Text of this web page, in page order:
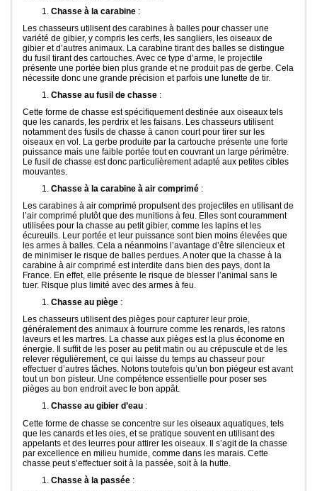
Chasse à la carabine :
Les chasseurs utilisent des carabines à balles pour chasser une
variété de gibier, y compris les cerfs, les sangliers, les oiseaux de
gibier et d’autres animaux. La carabine tirant des balles se distingue
du fusil tirant des cartouches. Avec ce type d’arme, le projectile
présente une portée bien plus grande et ne produit pas de gerbe. Cela
nécessite donc une grande précision et parfois une lunette de tir.
Chasse au fusil de chasse :
Cette forme de chasse est spécifiquement destinée aux oiseaux tels
que les canards, les perdrix et les faisans. Les chasseurs utilisent
notamment des fusils de chasse à canon court pour tirer sur les
oiseaux en vol. La gerbe produite par la cartouche présente une forte
puissance mais une faible portée tout en couvrant un large périmètre.
Le fusil de chasse est donc particulièrement adapté aux petites cibles
mouvantes.
Chasse à la carabine à air comprimé :
Les carabines à air comprimé propulsent des projectiles en utilisant de
l’air comprimé plutôt que des munitions à feu. Elles sont couramment
utilisées pour la chasse au petit gibier, comme les lapins et les
écureuils. Leur portée et leur puissance sont bien moins élevées que
les armes à balles. Cela a néanmoins l’avantage d’être silencieux et
de minimiser le risque de balles perdues. A noter que la chasse à la
carabine à air comprimé est interdite dans bien des pays, dont la
France. En effet, elle présente le risque de blesser l’animal sans le
tuer. Risque plus limité avec des armes à feu.
Chasse au piège :
Les chasseurs utilisent des pièges pour capturer leur proie,
généralement des animaux à fourrure comme les renards, les ratons
laveurs et les martres. La chasse aux pièges est la plus économe en
énergie. Il suffit de les poser au petit matin ou au crépuscule et de les
relever régulièrement, ce qui laisse du temps au chasseur pour
effectuer d’autres tâches. Notons toutefois qu’un bon piégeur est avant
tout un bon pisteur. Une compétence essentielle pour poser ses
pièges au bon endroit avec le bon appât.
Chasse au gibier d’eau :
Cette forme de chasse se concentre sur les oiseaux aquatiques, tels
que les canards et les oies, et se pratique souvent en utilisant des
appelants et des leurres pour attirer les oiseaux. Il s’agit de la chasse
par excellence en milieu humide, comme dans les marais. Cette
chasse peut s’effectuer soit à la passée, soit à la hutte.
Chasse à la passée :